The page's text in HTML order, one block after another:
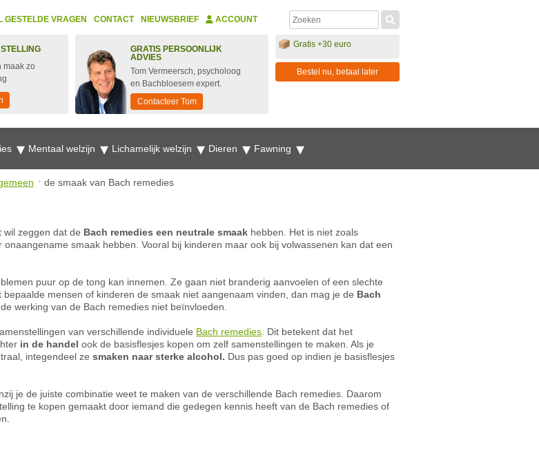
GESTELDE VRAGEN CONTACT NIEUWSBRIEF ACCOUNT
maak zo
GRATIS PERSOONLIJK
ADVIES
Tom Vermeersch, psycholoog
en Bachbloesem expert.
Contacteer Tom
Gratis +30 euro
Bestel nu, betaal later
Mentaal welzijn Lichamelijk welzijn Dieren Fawning
de smaak van Bach remedies
wil zeggen dat de Bach remedies een neutrale smaak hebben. Het is niet zoals
smaak hebben. Vooral bij kinderen maar ook bij volwassenen kan dat een
puur op de tong kan innemen. Ze gaan niet branderig aanvoelen of een slechte
mensen of kinderen de smaak niet aangenaam vinden, dan mag je de Bach
werking van de Bach remedies niet beïnvloeden.
van verschillende individuele Bach remedies . Dit betekent dat het
in de handel ook de basisflesjes kopen om zelf samenstellingen te maken. Als je
integendeel ze smaken naar sterke alcohol. Dus pas goed op indien je basisflesjes
je de juiste combinatie weet te maken van de verschillende Bach remedies. Daarom
te kopen gemaakt door iemand die gedegen kennis heeft van de Bach remedies of